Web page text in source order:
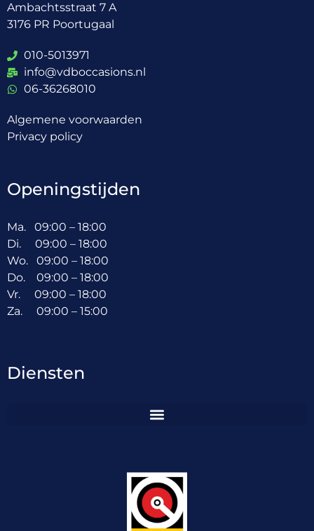
Ambachtsstraat 7 A
3176 PR Poortugaal
010-5013971
info@vdboccasions.nl
06-36268010
Algemene voorwaarden
Privacy policy
Openingstijden
Ma. 09:00 – 18:00
Di. 09:00 – 18:00
Wo. 09:00 – 18:00
Do. 09:00 – 18:00
Vr. 09:00 – 18:00
Za. 09:00 – 15:00
Diensten